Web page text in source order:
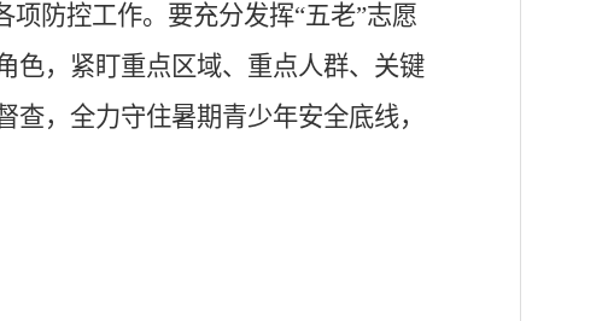
项防控工作。要充分发挥“五老”志愿
色，紧盯重点区域、重点人群、关键
，全力守住暑期青少年安全底线，